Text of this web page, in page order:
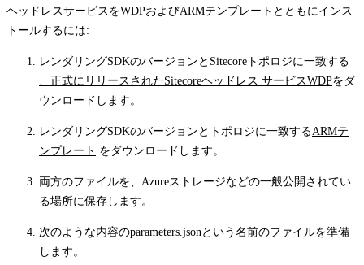
ヘッドレスサービスをWDPおよびARMテンプレートとともにインス
トールするには:
レンダリングSDKのバージョンとSitecoreトポロジに一致する
、正式にリリースされたSitecoreヘッドレス サービスWDPをダ
ウンロードします。
レンダリングSDKのバージョンとトポロジに一致するARMテ
ンプレート をダウンロードします。
両方のファイルを、Azureストレージなどの一般公開されてい
る場所に保存します。
次のような内容のparameters.json という名前のファイルを準備
します。